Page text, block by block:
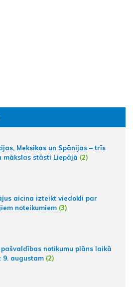
Meksikas un Spānijas – trīs
mākslas stāsti Liepājā (2)
aicina izteikt viedokli par
noteikumiem (3)
notikumu plāns laikā
9. augustam (2)